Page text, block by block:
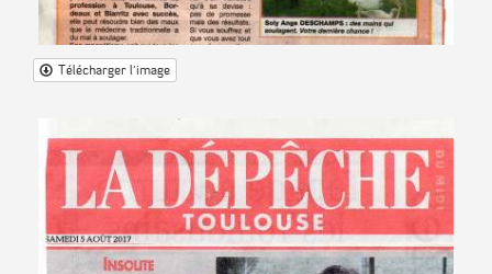
Télécharger l'image